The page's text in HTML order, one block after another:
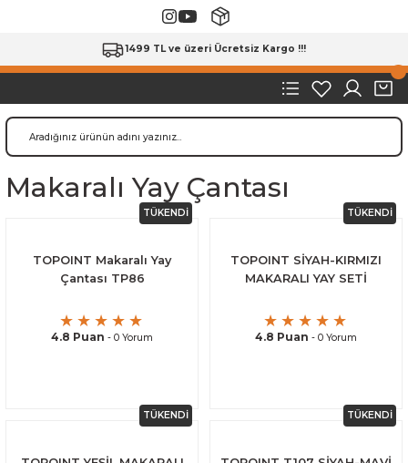
1499 TL ve üzeri Ücretsiz Kargo !!!
Makaralı Yay Çantası
TÜKENDİ
TOPOINT Makaralı Yay
Çantası TP86
4.8 Puan - 0 Yorum
TÜKENDİ
TOPOINT SİYAH-KIRMIZI
MAKARALI YAY SETİ
4.8 Puan - 0 Yorum
TÜKENDİ TÜKENDİ